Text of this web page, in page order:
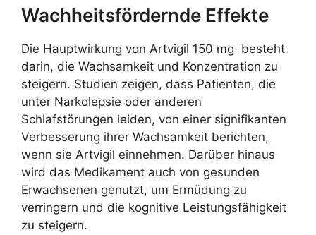
Wachheitsfördernde Effekte
Die Hauptwirkung von Artvigil 150 mg besteht
darin, die Wachsamkeit und Konzentration zu
steigern. Studien zeigen, dass Patienten, die
unter Narkolepsie oder anderen
Schlafstörungen leiden, von einer signifikanten
Verbesserung ihrer Wachsamkeit berichten,
wenn sie Artvigil einnehmen. Darüber hinaus
wird das Medikament auch von gesunden
Erwachsenen genutzt, um Ermüdung zu
verringern und die kognitive Leistungsfähigkeit
zu steigern.